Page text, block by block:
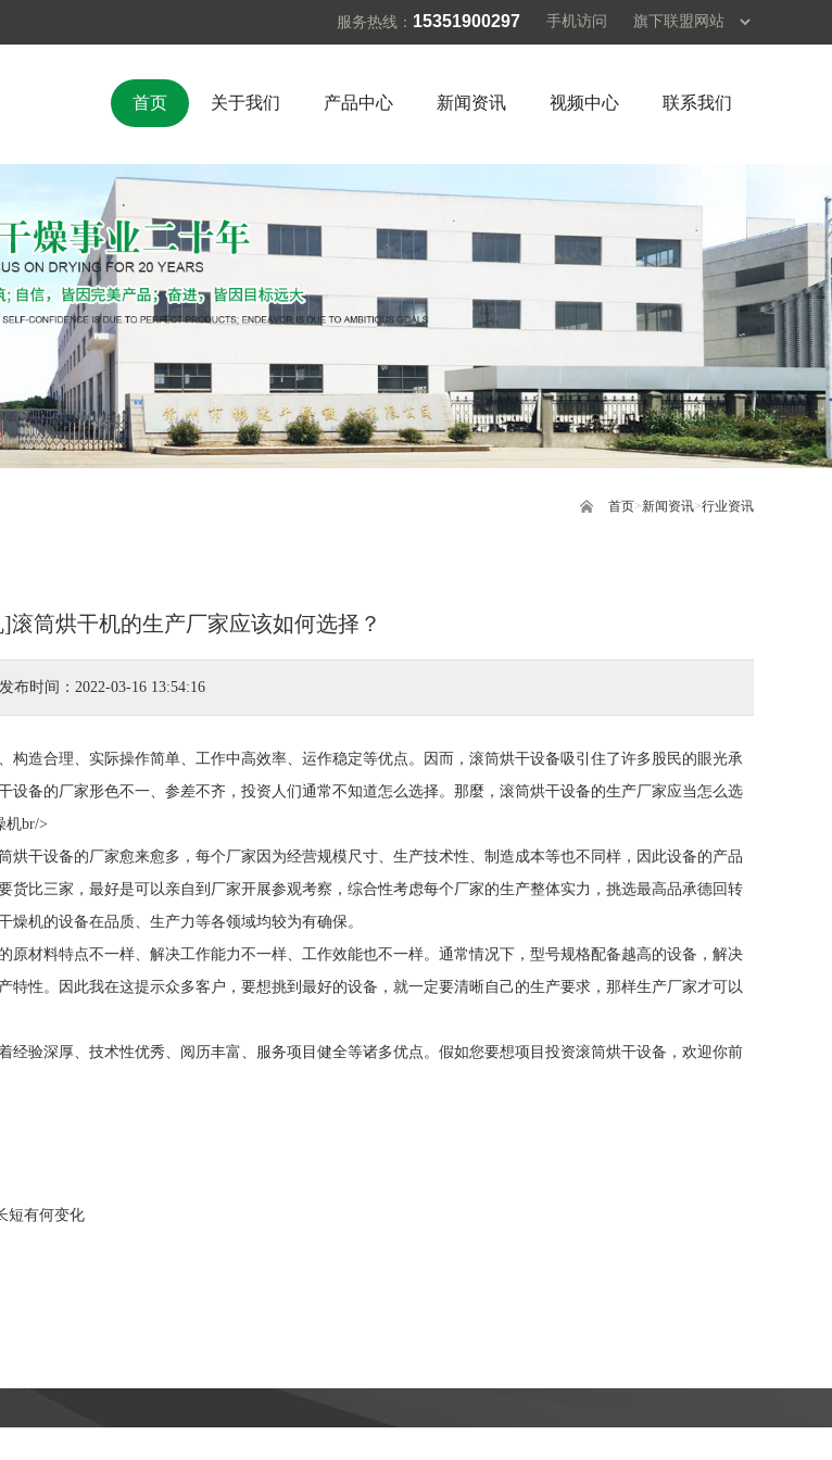
手机访问
服务热线： 15351900297
首页 关于我们 产品中心 新闻资讯 视频中心 联系我们
首页>新闻资讯>行业资讯
滚筒烘干机的生产厂家应该如何选择？
发布时间：2022-03-16 13:54:16
造合理、实际操作简单、工作中高效率、运作稳定等优点。因而，滚筒烘干设备吸引住了许多股民的眼光承
备的厂家形色不一、参差不齐，投资人们通常不知道怎么选择。那麼，滚筒烘干设备的生产厂家应当怎么选
机br/>
干设备的厂家愈来愈多，每个厂家因为经营规模尺寸、生产技术性、制造成本等也不同样，因此设备的产品
比三家，最好是可以亲自到厂家开展参观考察，综合性考虑每个厂家的生产整体实力，挑选最高品承德回转
机的设备在品质、生产力等各领域均较为有确保。
材料特点不一样、解决工作能力不一样、工作效能也不一样。通常情况下，型号规格配备越高的设备，解决
性。因此我在这提示众多客户，要想挑到最好的设备，就一定要清晰自己的生产要求，那样生产厂家才可以
验深厚、技术性优秀、阅历丰富、服务项目健全等诸多优点。假如您要想项目投资滚筒烘干设备，欢迎你前
短有何变化